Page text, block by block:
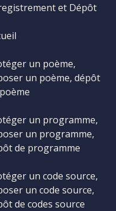
et Dépôt
un poème,
un poème, dépôt
un programme,
un programme,
de programme
un code source,
un code source,
de codes source